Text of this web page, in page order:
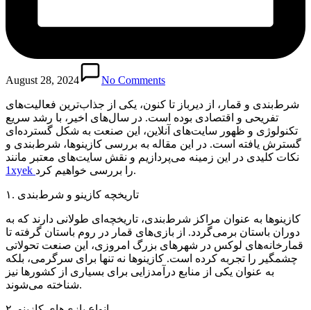
August 28, 2024 No Comments
شرط‌بندی و قمار، از دیرباز تا کنون، یکی از جذاب‌ترین فعالیت‌های
تفریحی و اقتصادی بوده است. در سال‌های اخیر، با رشد سریع
تکنولوژی و ظهور سایت‌های آنلاین، این صنعت به شکل گسترده‌ای
گسترش یافته است. در این مقاله به بررسی کازینوها، شرط‌بندی و
نکات کلیدی در این زمینه می‌پردازیم و نقش سایت‌های معتبر مانند
1xyek
را بررسی خواهیم کرد.
۱. تاریخچه کازینو و شرط‌بندی
کازینوها به عنوان مراکز شرط‌بندی، تاریخچه‌ای طولانی دارند که به
دوران باستان برمی‌گردد. از بازی‌های قمار در روم باستان گرفته تا
قمارخانه‌های لوکس در شهرهای بزرگ امروزی، این صنعت تحولاتی
چشمگیر را تجربه کرده است. کازینوها نه تنها برای سرگرمی، بلکه
به عنوان یکی از منابع درآمدزایی برای بسیاری از کشورها نیز
شناخته می‌شوند.